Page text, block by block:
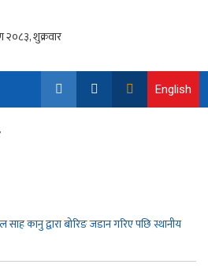
English
कानु द्वारा बोरिङ जडान गरिए पछि स्थानीय